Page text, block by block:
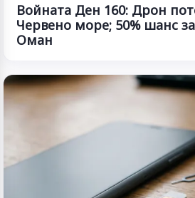
Войната Ден 160: Дрон
Червено море; 50% шанс
Оман